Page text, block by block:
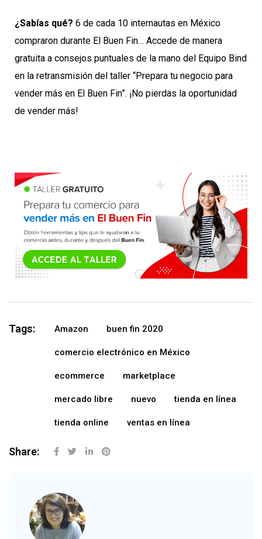
¿Sabías qué? 6 de cada 10 internautas en México
compraron durante El Buen Fin… Accede de manera
gratuita a consejos puntuales de la mano del Equipo Bind
en la retransmisión del taller “Prepara tu negocio para
vender más en El Buen Fin”. ¡No pierdas la oportunidad
de vender más!
Tags: Amazon buen fin 2020
comercio electrónico en México
ecommerce marketplace
mercado libre nuevo tienda en línea
tienda online ventas en línea
Share: